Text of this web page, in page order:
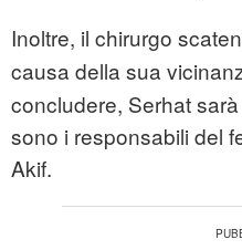
Inoltre, il chirurgo
causa della sua
concludere, Serhat
sono i responsabili del
Akif.